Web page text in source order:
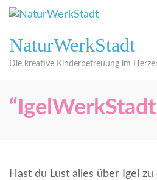
Zum
Inhalt
(Eingabetaste
drücken)
NaturWerkStadt
Die kreative Kinderbetreuung im
Hast du Lust alles über Igel